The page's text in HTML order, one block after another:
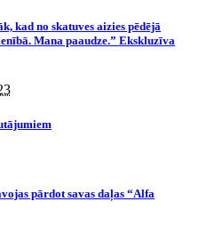
kad no skatuves aizies pēdējā
Mana paaudze.” Ekskluzīva
pārdot savas daļas “Alfa